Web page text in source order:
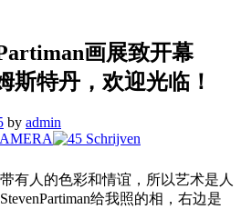
画展致开幕
斯特丹，欢迎光临！
by admin
有人的色彩和情谊，所以艺术是人
给我照的相，右边是